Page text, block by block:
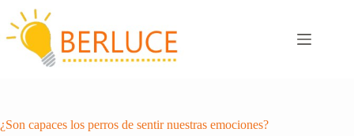
contenido
¿Son capaces los perros de sentir nuestras emociones?